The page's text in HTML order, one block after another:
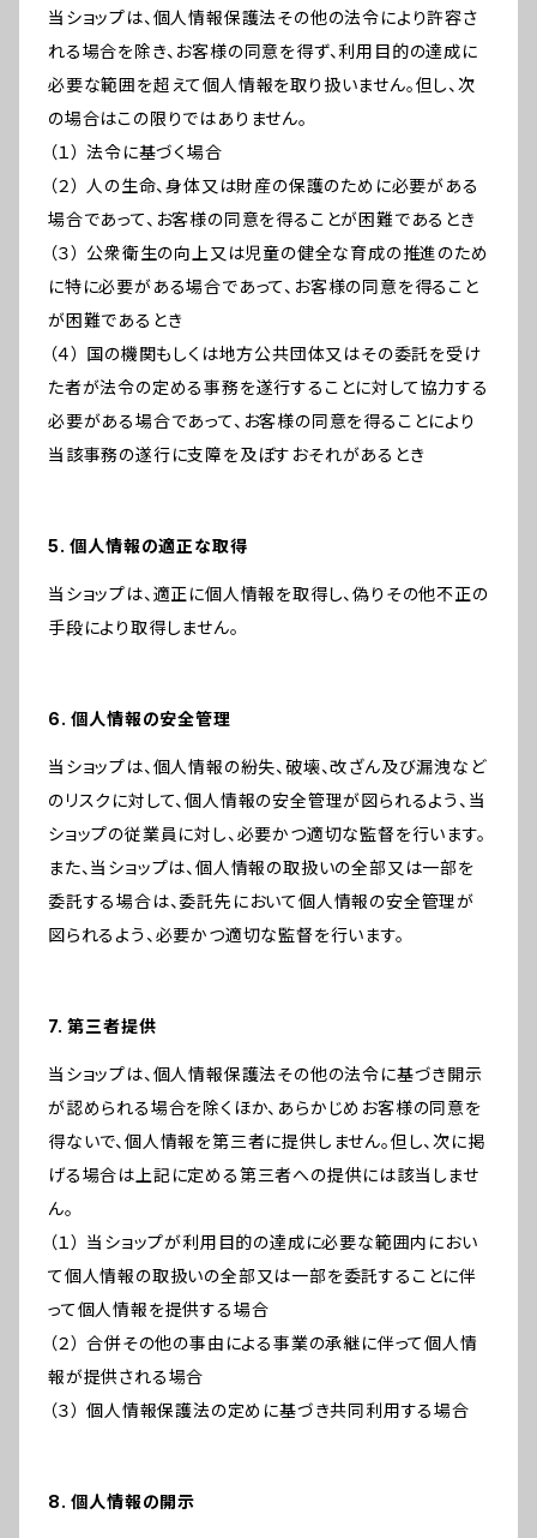
当ショップは、個人情報保護法その他の法令により許容さ
れる場合を除き、お客様の同意を得ず、利用目的の達成に
必要な範囲を超えて個人情報を取り扱いません。但し、次
の場合はこの限りではありません。
（１） 法令に基づく場合
（２） 人の生命、身体又は財産の保護のために必要がある
場合であって、お客様の同意を得ることが困難であるとき
（３） 公衆衛生の向上又は児童の健全な育成の推進のため
に特に必要がある場合であって、お客様の同意を得ること
が困難であるとき
（４） 国の機関もしくは地方公共団体又はその委託を受け
た者が法令の定める事務を遂行することに対して協力する
必要がある場合であって、お客様の同意を得ることにより
当該事務の遂行に支障を及ぼすおそれがあるとき
5. 個人情報の適正な取得
当ショップは、適正に個人情報を取得し、偽りその他不正の
手段により取得しません。
6. 個人情報の安全管理
当ショップは、個人情報の紛失、破壊、改ざん及び漏洩など
のリスクに対して、個人情報の安全管理が図られるよう、当
ショップの従業員に対し、必要かつ適切な監督を行います。
また、当ショップは、個人情報の取扱いの全部又は一部を
委託する場合は、委託先において個人情報の安全管理が
図られるよう、必要かつ適切な監督を行います。
7. 第三者提供
当ショップは、個人情報保護法その他の法令に基づき開示
が認められる場合を除くほか、あらかじめお客様の同意を
得ないで、個人情報を第三者に提供しません。但し、次に掲
げる場合は上記に定める第三者への提供には該当しませ
ん。
（１） 当ショップが利用目的の達成に必要な範囲内におい
て個人情報の取扱いの全部又は一部を委託することに伴
って個人情報を提供する場合
（２） 合併その他の事由による事業の承継に伴って個人情
報が提供される場合
（３） 個人情報保護法の定めに基づき共同利用する場合
8. 個人情報の開示